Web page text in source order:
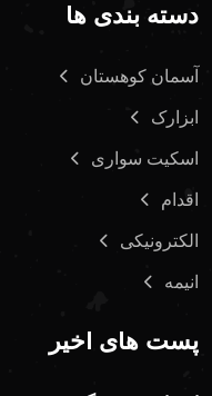
دسته بندی ها
آسمان کوهستان
ابزارک
اسکیت سواری
اقدام
الکترونیکی
انیمه
پست های اخیر